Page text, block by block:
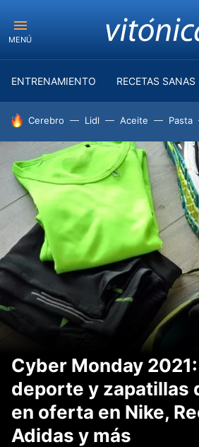
MENÚ
ENTRENAMIENTO RECETAS SANAS
HOY SE HABLA DE
Cerebro Lidl Aceite Pasta
Cyber Monday
deporte y zapatillas
en oferta en Nike,
Adidas y más